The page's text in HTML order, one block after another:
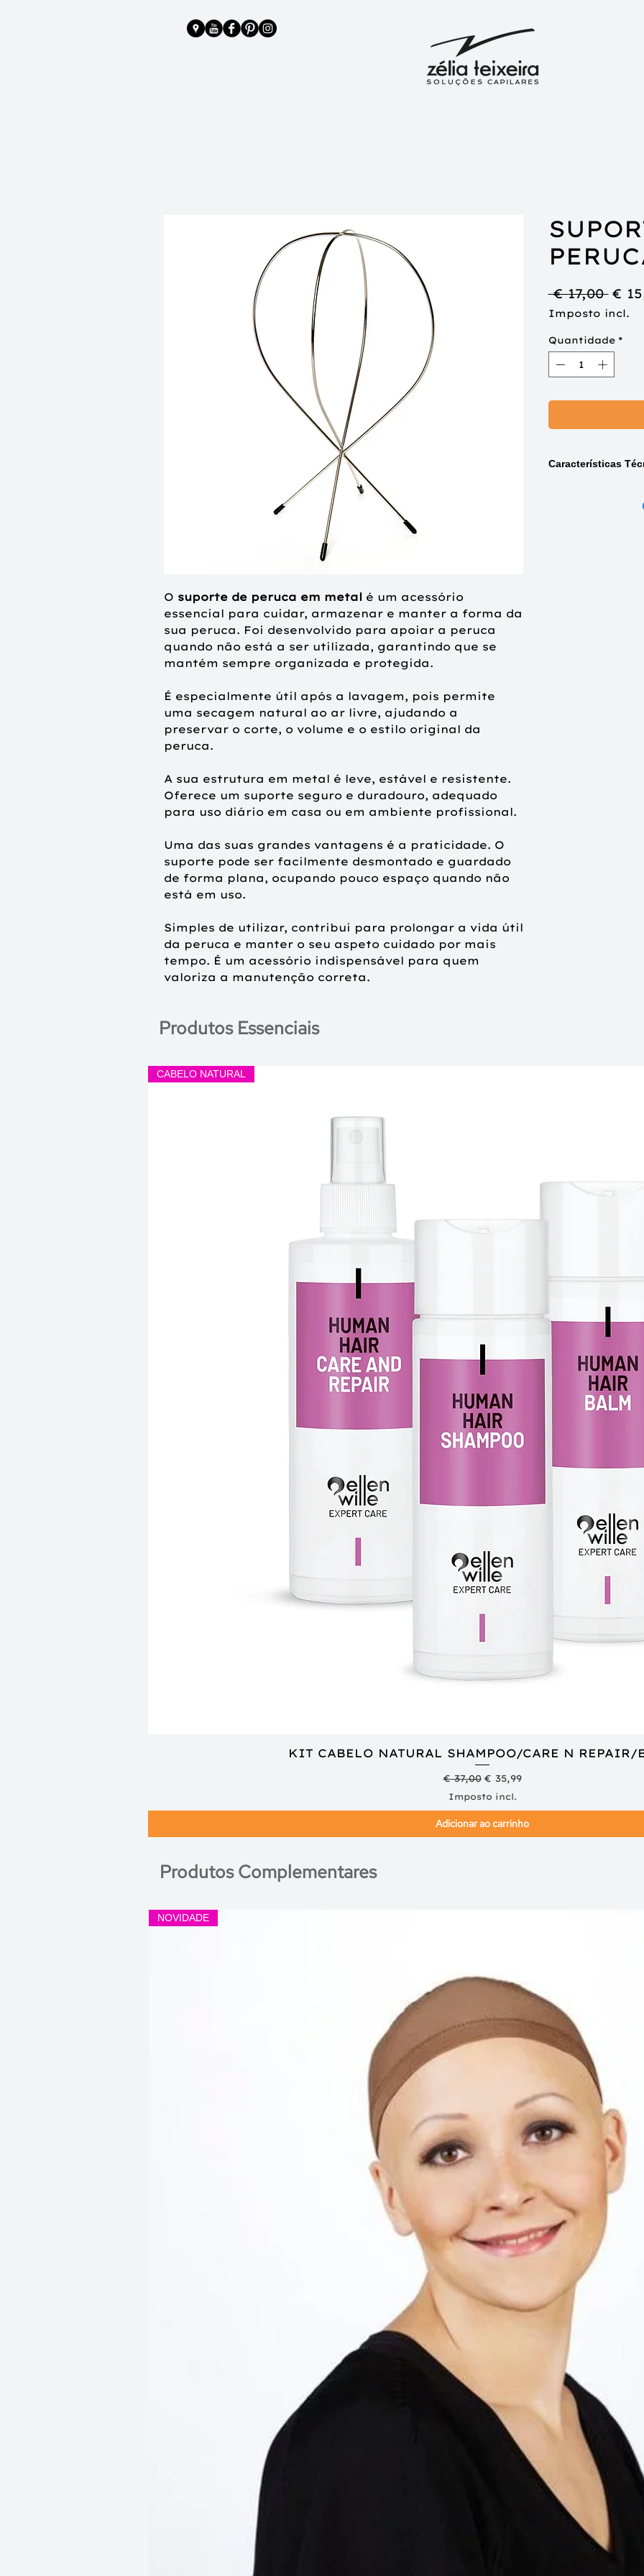
O suporte de peruca em metal é um acessório
essencial para cuidar, armazenar e manter a forma da
sua peruca. Foi desenvolvido para apoiar a peruca
quando não está a ser utilizada, garantindo que se
mantém sempre organizada e protegida.
É especialmente útil após a lavagem, pois permite
uma secagem natural ao ar livre, ajudando a
preservar o corte, o volume e o estilo original da
peruca.
A sua estrutura em metal é leve, estável e resistente.
Oferece um suporte seguro e duradouro, adequado
para uso diário em casa ou em ambiente profissional.
Uma das suas grandes vantagens é a praticidade. O
suporte pode ser facilmente desmontado e guardado
de forma plana, ocupando pouco espaço quando não
está em uso.
Simples de utilizar, contribui para prolongar a vida útil
da peruca e manter o seu aspeto cuidado por mais
tempo. É um acessório indispensável para quem
valoriza a manutenção correta.
€ 17,00 €
Imposto incl.
Quantidade *
Características
Produtos Essenciais
Visualização rápida
CABELO NATURAL
KIT CABELO NATURAL SHAMPOO/CARE N REPAIR/
Preço normal
€ 37,00 Preço promocional
€ 35,99
Imposto incl.
Adicionar ao carrinho
Produtos Complementares
NOVIDADE